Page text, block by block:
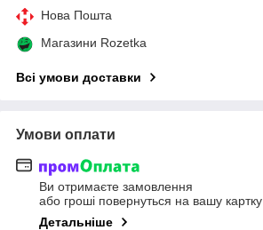
Нова Пошта
Магазини Rozetka
Всі умови доставки
Умови оплати
Ви отримаєте замовлення
або гроші повернуться на вашу картку
Детальніше